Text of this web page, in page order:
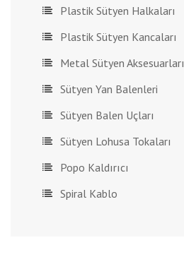
Plastik Sütyen Halkaları
Plastik Sütyen Kancaları
Metal Sütyen Aksesuarları
Sütyen Yan Balenleri
Sütyen Balen Uçları
Sütyen Lohusa Tokaları
Popo Kaldırıcı
Spiral Kablo